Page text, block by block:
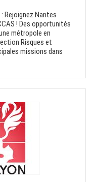
Rejoignez Nantes
! Des opportunités
métropole en
Risques et
missions dans